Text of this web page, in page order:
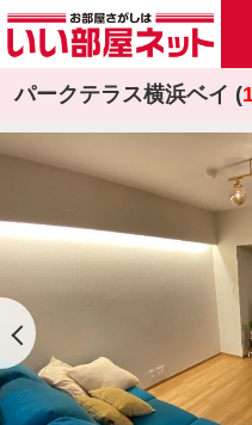
パークテラス横浜ベイ (